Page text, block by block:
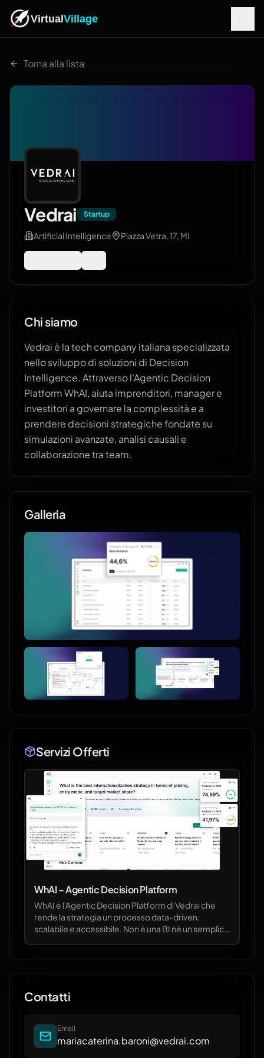
VirtualVillage
Torna alla lista
Vedrai Startup
Artificial Intelligence Piazza Vetra, 17, MI
Chi siamo
Vedrai è la tech company italiana specializzata
nello sviluppo di soluzioni di Decision
Intelligence. Attraverso l'Agentic Decision
Platform WhAI, aiuta imprenditori, manager e
investitori a governare la complessità e a
prendere decisioni strategiche fondate su
simulazioni avanzate, analisi causali e
collaborazione tra team.
Galleria
Servizi Offerti
WhAI – Agentic Decision Platform
WhAI è l'Agentic Decision Platform di Vedrai che
rende la strategia un processo data-driven,
scalabile e accessibile. Non è una BI né un semplice
l’alternativa con il miglior equilibrio tra rischio e
mappa causale proprietaria, WhAI collega KPI,
mostrare in pochi secondi l’impatto di ogni scelta.
WhAI permette di simulare scenari “what if”, capire
le relazioni causa-effetto, quantificare impatti
Contatti
Email
mariacaterina.baroni@vedrai.com